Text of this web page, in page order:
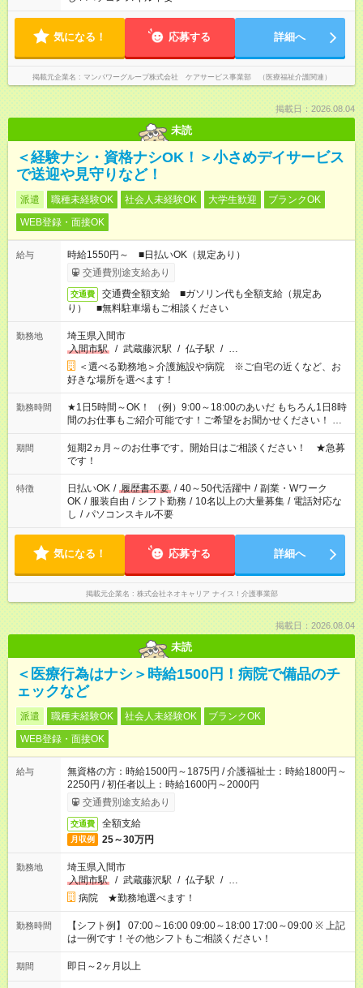
気になる！ 応募する 詳細へ
掲載元企業名 マンパワーグループ株式会社 ケアサービス事業部 （医療福祉介護関連）
掲載日：2026.08.04
未読
＜経験ナシ・資格ナシOK！＞小さめデイサービス
で送迎や見守りなど！
派遣 職種未経験OK 社会人未経験OK 大学生歓迎
ブランクOK
WEB登録・面接OK
給与
時給1550円～ ■日払いOK（規定あり）
交通費別途支給あり
交通費
交通費全額支給 ■ガソリン代も全額支給（規定あ
り） ■無料駐車場もご相談ください
勤務地
埼玉県入間市
入間市駅
/ 武蔵藤沢駅 / 仏子駅 / …
＜選べる勤務地＞介護施設や病院 ※ご自宅の近くなど、お
好きな場所を選べます！
勤務時間
★1日5時間～OK！ （例）9:00～18:00のあいだ もちろん1日8時
間のお仕事もご紹介可能です！ご希望をお聞かせください！ ★
家庭の都合でお休みが必要な場合も遠慮なくご相談ください。
※週最低15時間以上の勤務が必要です
期間
短期2ヵ月～のお仕事です。開始日はご相談ください！ ★急募
です！
特徴 日払いOK / 履歴書不要 / 40～50代活躍中 / 副業・Wワーク
OK / 服装自由 / シフト勤務 / 10名以上の大量募集 / 電話対応な
し / パソコンスキル不要
気になる！ 応募する 詳細へ
掲載元企業名 株式会社ネオキャリア ナイス！介護事業部
掲載日：2026.08.04
未読
＜医療行為はナシ＞時給1500円！病院で備品のチ
ェックなど
派遣 職種未経験OK 社会人未経験OK
ブランクOK
WEB登録・面接OK
給与
無資格の方：時給1500円～1875円 / 介護福祉士：時給1800円～
2250円 / 初任者以上：時給1600円～2000円
交通費別途支給あり
交通費 全額支給
月収例 25～30万円
勤務地
埼玉県入間市
入間市駅
/ 武蔵藤沢駅 / 仏子駅 / …
病院 ★勤務地選べます！
勤務時間
【シフト例】 07:00～16:00 09:00～18:00 17:00～09:00 ※ 上記
は一例です！その他シフトもご相談ください！
期間 即日～2ヶ月以上